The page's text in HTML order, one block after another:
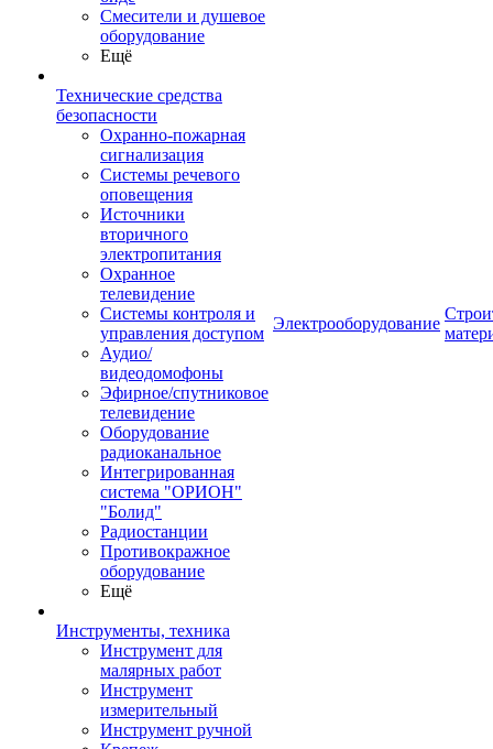
Смесители и душевое
оборудование
Ещё
Технические средства
безопасности
Охранно-пожарная
сигнализация
Системы речевого
оповещения
Источники
вторичного
электропитания
Охранное
телевидение
Системы контроля и
управления доступом
Аудио/
видеодомофоны
Эфирное/спутниковое
телевидение
Оборудование
радиоканальное
Интегрированная
система "ОРИОН"
"Болид"
Радиостанции
Противокражное
оборудование
Ещё
Инструменты, техника
Инструмент для
малярных работ
Инструмент
измерительный
Инструмент ручной
Электрооборудование